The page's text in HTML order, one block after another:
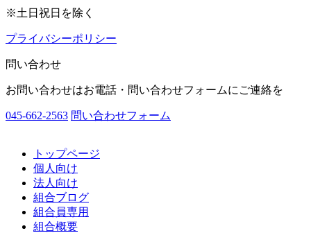
※土日祝日を除く
プライバシーポリシー
問い合わせ
お問い合わせはお電話・問い合わせフォームにご連絡を
045-662-2563 問い合わせフォーム
トップページ
個人向け
法人向け
組合ブログ
組合員専用
組合概要